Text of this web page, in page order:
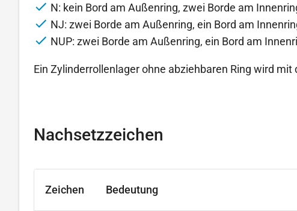
N: kein Bord am Außenring, zwei Borde am
NJ: zwei Borde am Außenring, ein Bord am
NUP: zwei Borde am Außenring, ein Bord am
Ein Zylinderrollenlager ohne abziehbaren Ring wird mit
Nachsetzzeichen
Zeichen Bedeutung